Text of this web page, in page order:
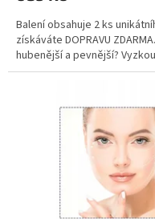
Balení obsahuje 2 ks
získáváte DOPRAVU
hubenější a pevnější?